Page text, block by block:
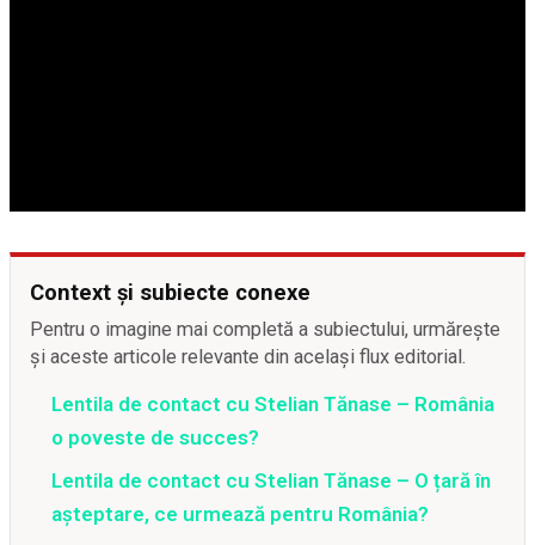
Context și subiecte conexe
Pentru o imagine mai completă a subiectului, urmărește
și aceste articole relevante din același flux editorial.
Lentila de contact cu Stelian Tănase – România
o poveste de succes?
Lentila de contact cu Stelian Tănase – O țară în
așteptare, ce urmează pentru România?